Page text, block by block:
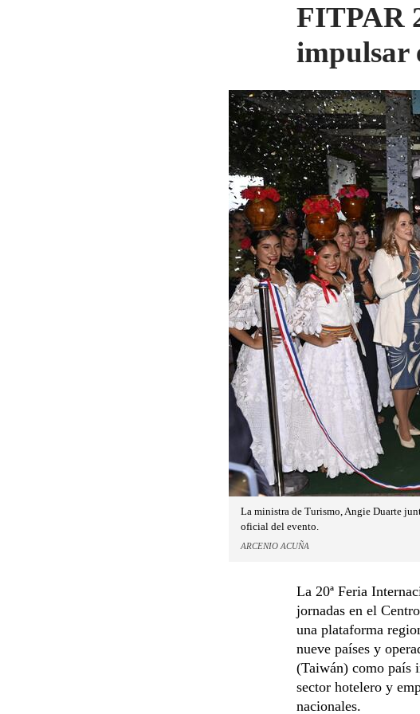
FITPAR
impulsar
La ministra de Turismo, Angie Duarte
oficial del evento.
ARCENIO ACUÑA
La 20ª Feria
jornadas en el
una plataforma
nueve países y
(Taiwán) como país
sector hotelero y
nacionales.